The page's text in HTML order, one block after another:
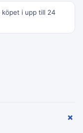
i upp till 24
+